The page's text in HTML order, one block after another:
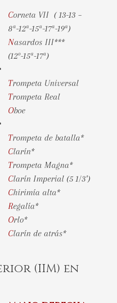
Corneta VII ( 13-13 –
8ª-12ª-15ª-17ª-19ª)
Nasardos III***
(12º-15ª-17ª)
Trompeta Universal
Trompeta Real
Oboe
Trompeta de batalla*
Clarín*
Trompeta Magna*
Clarín Imperial (5 1/3′)
Chirimía alta*
Regalía*
Orlo*
Clarín de atrás*
(IIM) en